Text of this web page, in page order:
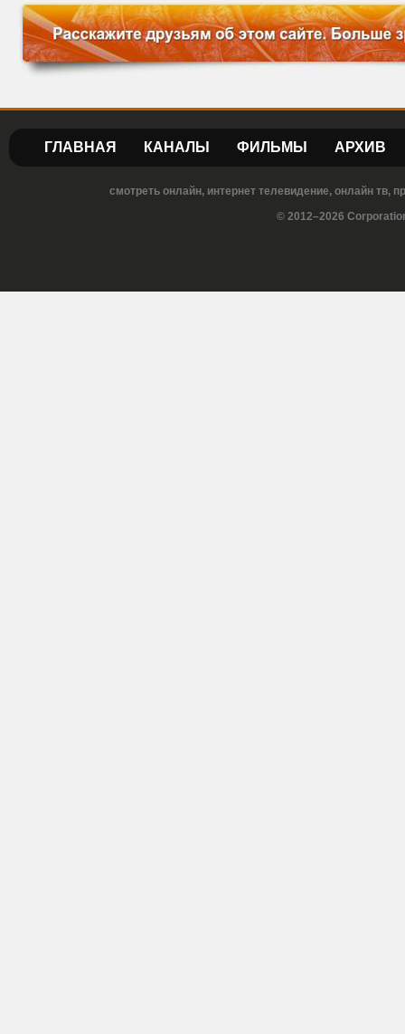
ГЛАВНАЯ КАНАЛЫ ФИЛЬМЫ АРХИВ
смотреть онлайн, интернет телевидение, онлайн тв,
© 2012–2026